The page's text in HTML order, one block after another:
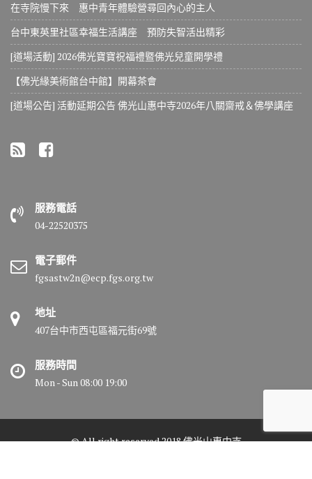
在寺院慢下來 惠中青年體驗營尋回內心的主人
台中東英里社區幸福生活講座 預防失智活出精彩
[道場活動] 2026佛光寶寶祝福禮暨佛光兒童開學禮
【佛光緣美術館台中館】開幕茶會
[道場公告] 活動延期公告 佛光山惠中寺2026年八關齋戒＆佛學講座
服務電話
04-22520375
電子郵件
fgsastw2n@ecp.fgs.org.tw
地址
407台中市西屯區福元街69號
服務時間
Mon - Sun 08:00 19:00
© All right reserved 2018 佛光山惠中寺